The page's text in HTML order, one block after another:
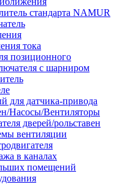
стандарта NAMUR
тока
позиционного
с шарниром
для датчика-привода
Насосы/Вентиляторы
дверей/рольставен
вентиляции
в каналах
помещений